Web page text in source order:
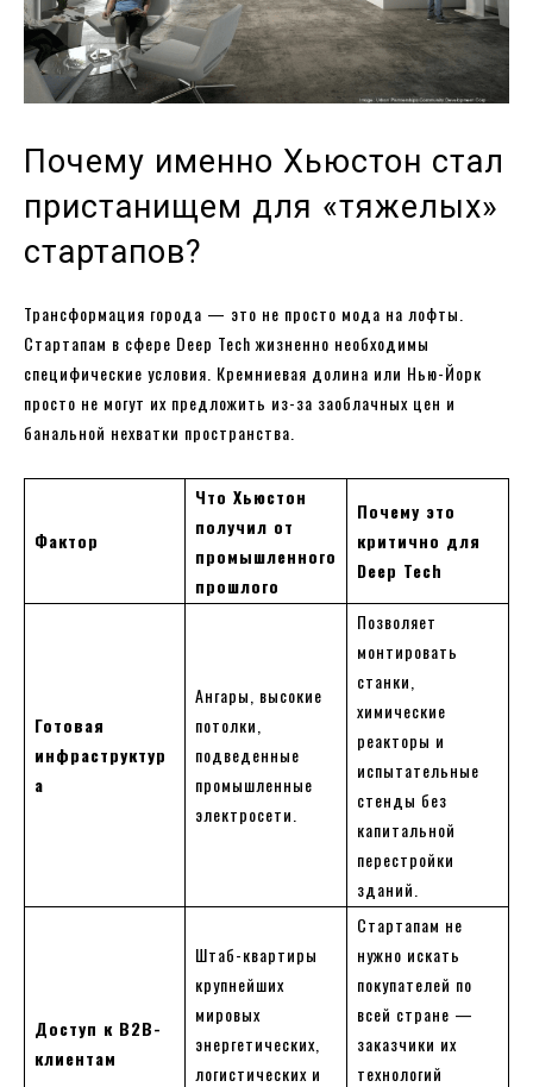
Почему именно Хьюстон стал
пристанищем для «тяжелых»
стартапов?
Трансформация города — это не просто мода на лофты.
Стартапам в сфере Deep Tech жизненно необходимы
специфические условия. Кремниевая долина или Нью-Йорк
просто не могут их предложить из-за заоблачных цен и
банальной нехватки пространства.
Фактор
Что Хьюстон
получил от
промышленного
прошлого
Почему это
критично для
Deep Tech
Готовая
инфраструктур
а
Ангары, высокие
потолки,
подведенные
промышленные
электросети.
Позволяет
монтировать
станки,
химические
реакторы и
испытательные
стенды без
капитальной
перестройки
зданий.
Доступ к B2B-
клиентам
Штаб-квартиры
крупнейших
мировых
энергетических,
логистических и
Стартапам не
нужно искать
покупателей по
всей стране —
заказчики их
технологий